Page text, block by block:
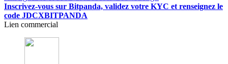
Inscrivez-vous sur Bitpanda, validez votre KYC et renseignez le
code JDCXBITPANDA
Lien commercial